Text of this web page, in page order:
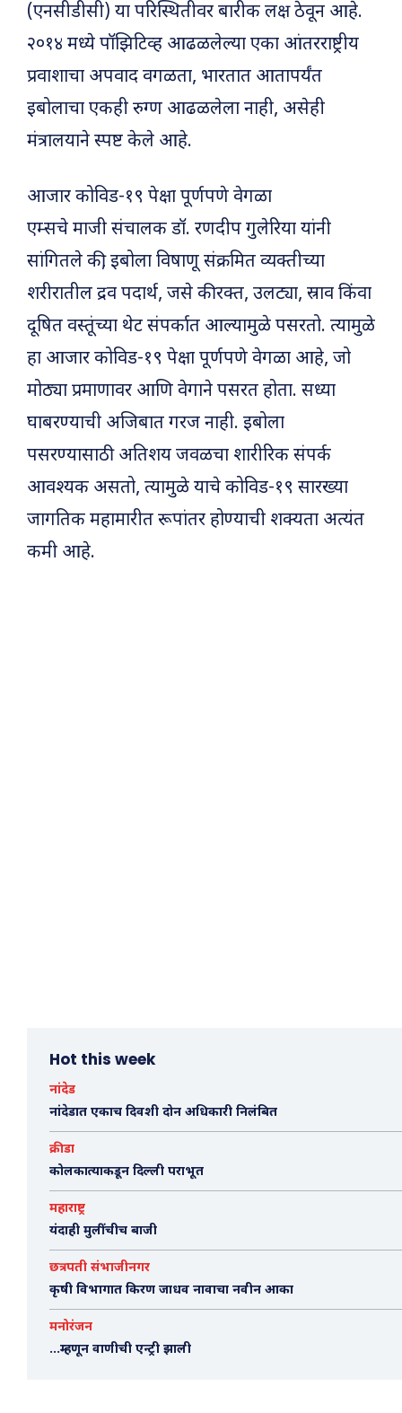
(एनसीडीसी) या परिस्थितीवर बारीक लक्ष ठेवून आहे.
२०१४ मध्ये पॉझिटिव्ह आढळलेल्या एका आंतरराष्ट्रीय
प्रवाशाचा अपवाद वगळता, भारतात आतापर्यंत
इबोलाचा एकही रुग्ण आढळलेला नाही, असेही
मंत्रालयाने स्पष्ट केले आहे.
आजार कोविड-१९ पेक्षा पूर्णपणे वेगळा
एम्सचे माजी संचालक डॉ. रणदीप गुलेरिया यांनी
सांगितले की, इबोला विषाणू संक्रमित व्यक्तीच्या
शरीरातील द्रव पदार्थ, जसे की रक्त, उलट्या, स्राव किंवा
दूषित वस्तूंच्या थेट संपर्कात आल्यामुळे पसरतो. त्यामुळे
हा आजार कोविड-१९ पेक्षा पूर्णपणे वेगळा आहे, जो
मोठ्या प्रमाणावर आणि वेगाने पसरत होता. सध्या
घाबरण्याची अजिबात गरज नाही. इबोला
पसरण्यासाठी अतिशय जवळचा शारीरिक संपर्क
आवश्यक असतो, त्यामुळे याचे कोविड-१९ सारख्या
जागतिक महामारीत रूपांतर होण्याची शक्यता अत्यंत
कमी आहे.
Hot this week
नांदेड
नांदेडात एकाच दिवशी दोन अधिकारी निलंबित
क्रीडा
कोलकात्याकडून दिल्ली पराभूत
महाराष्ट्र
यंदाही मुलींचीच बाजी
छत्रपती संभाजीनगर
कृषी विभागात किरण जाधव नावाचा नवीन आका
मनोरंजन
…म्हणून वाणीची एन्ट्री झाली